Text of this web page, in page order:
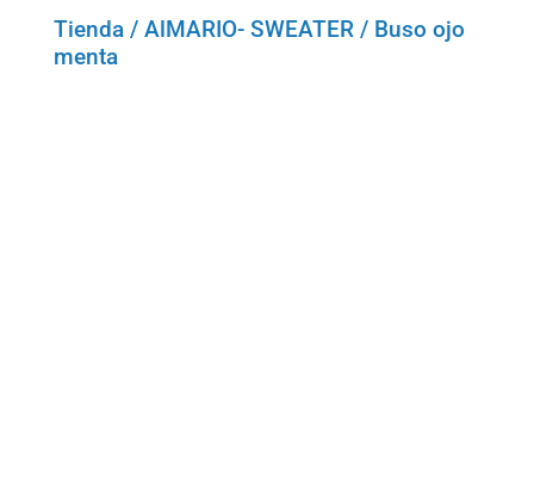
Tienda/ AlMARIO- SWEATER/ Buso ojo
menta